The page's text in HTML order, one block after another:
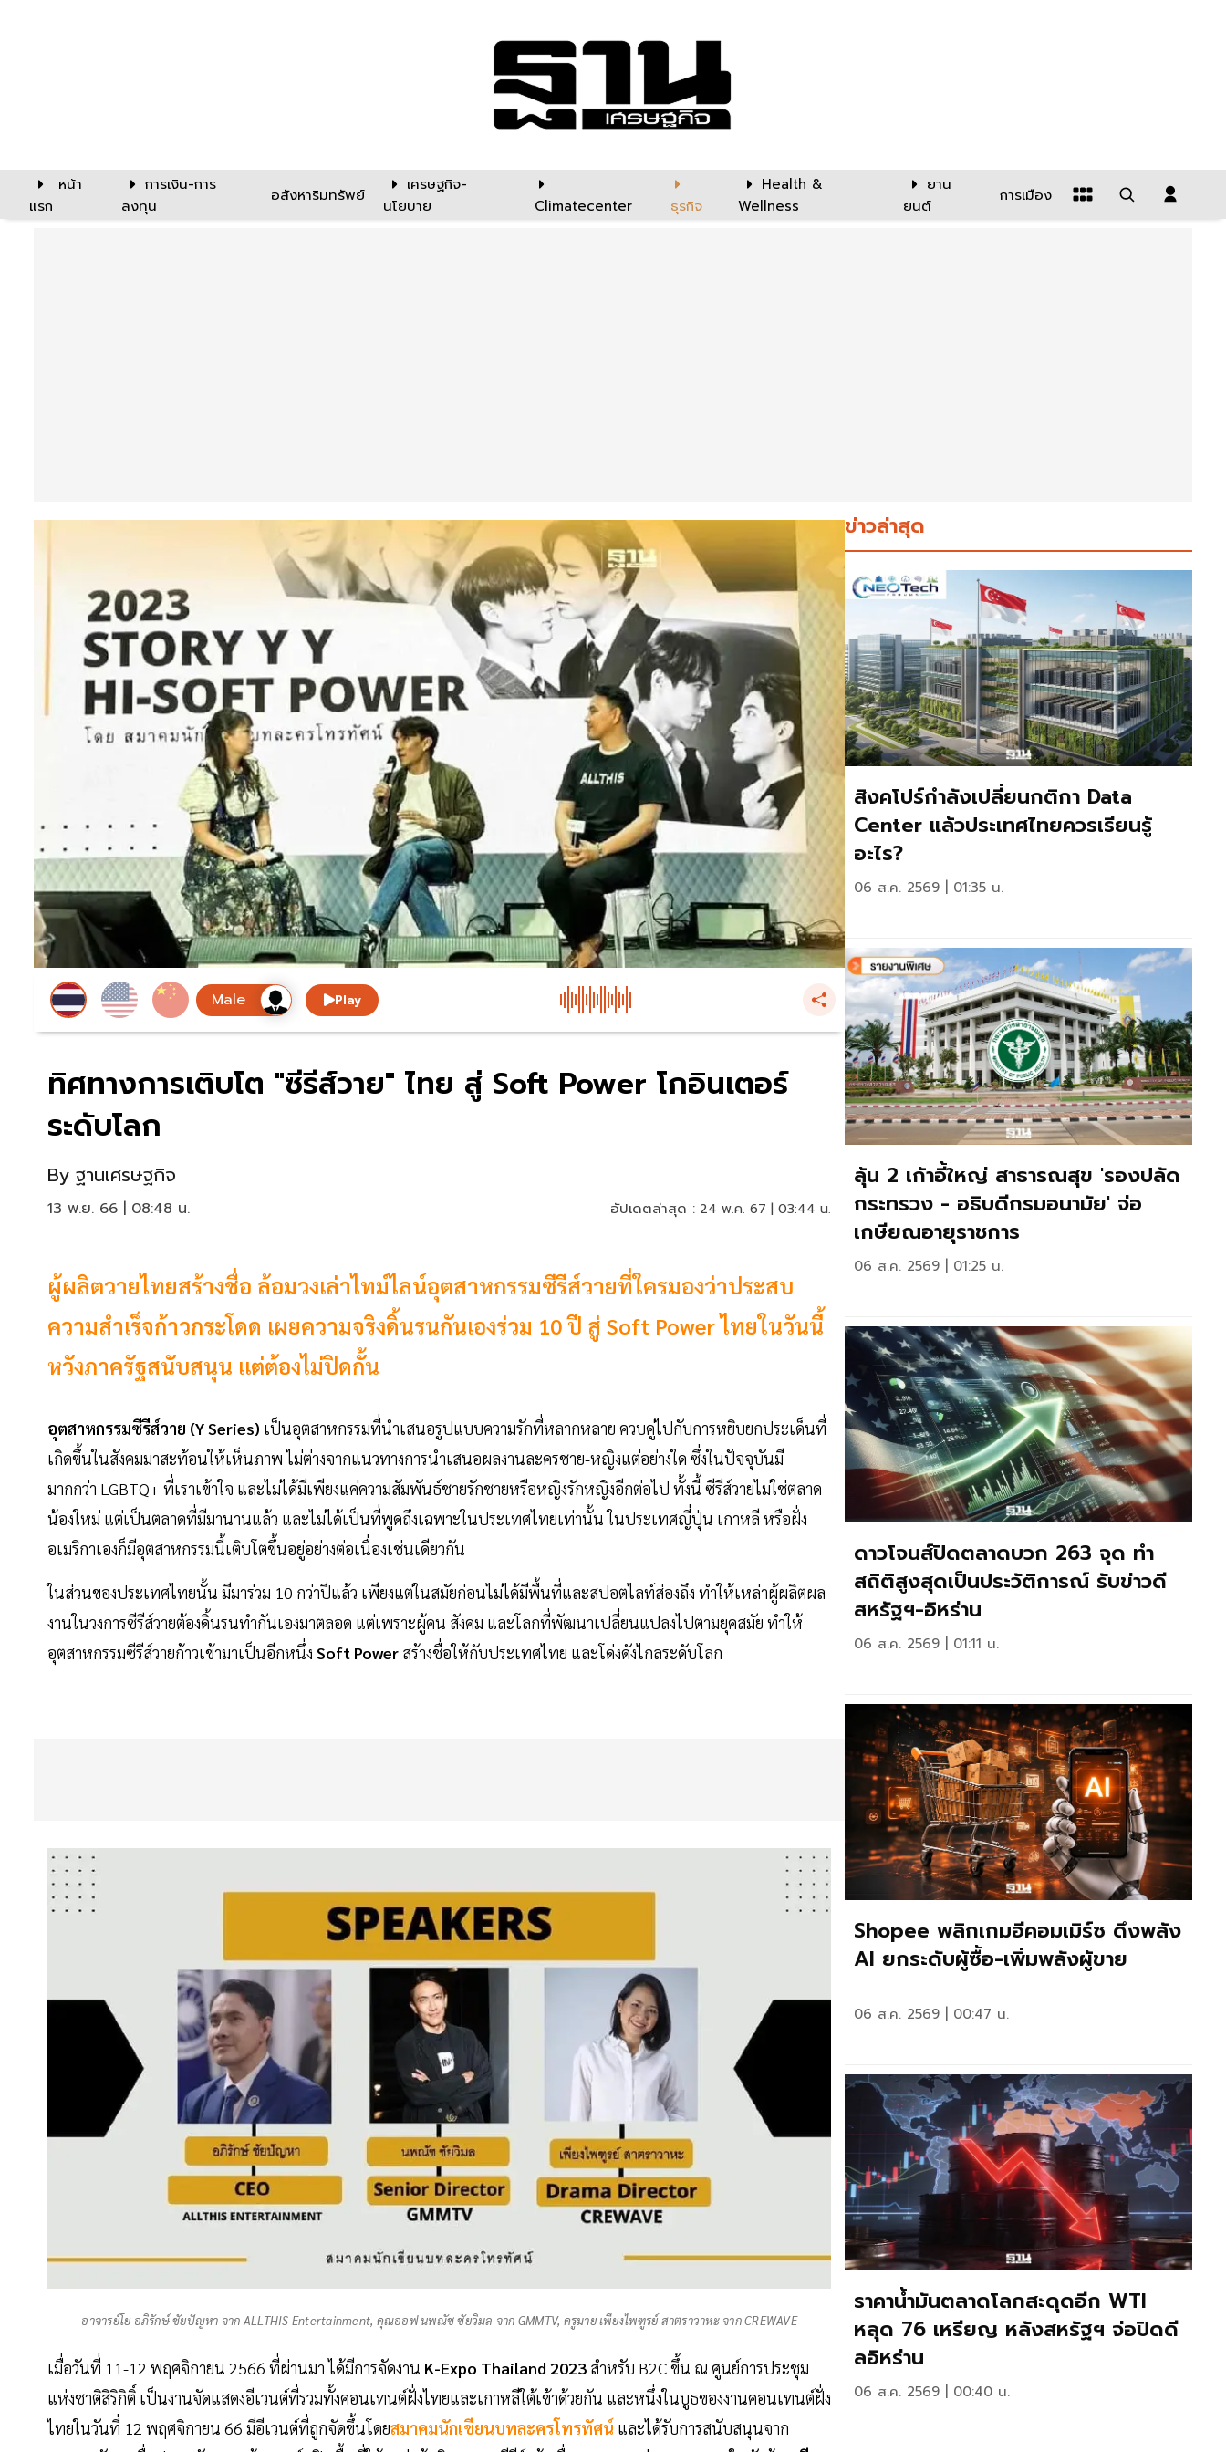
หน้า
แรก
การเงิน-การ
ลงทุน
อสังหาริมทรัพย์
เศรษฐกิจ-
นโยบาย
Climatecenter ธุรกิจ
Health &
Wellness
ยาน
ยนต์
การเมือง
Play
ทิศทางการเติบโต "ซีรีส์วาย" ไทย สู่ Soft Power โกอินเตอร์
ระดับโลก
By ฐานเศรษฐกิจ
13 พ.ย. 66 | 08:48 น. อัปเดตล่าสุด : 24 พ.ค. 67 | 03:44 น.
ผู้ผลิตวายไทยสร้างชื่อ ล้อมวงเล่าไทม์ไลน์อุตสาหกรรมซีรีส์วายที่ใครมองว่าประสบ
ความสำเร็จก้าวกระโดด เผยความจริงดิ้นรนกันเองร่วม 10 ปี สู่ Soft Power ไทยในวันนี้
หวังภาครัฐสนับสนุน แต่ต้องไม่ปิดกั้น
อุตสาหกรรมซีรีส์วาย (Y Series) เป็นอุตสาหกรรมที่นำเสนอรูปแบบความรักที่หลากหลาย ควบคู่ไปกับการหยิบยกประเด็นที่
เกิดขึ้นในสังคมมาสะท้อนให้เห็นภาพ ไม่ต่างจากแนวทางการนำเสนอผลงานละครชาย-หญิงแต่อย่างใด ซึ่งในปัจจุบันมี
มากกว่า LGBTQ+ ที่เราเข้าใจ และไม่ได้มีเพียงแค่ความสัมพันธ์ชายรักชายหรือหญิงรักหญิงอีกต่อไป ทั้งนี้ ซีรีส์วายไม่ใช่ตลาด
น้องใหม่ แต่เป็นตลาดที่มีมานานแล้ว และไม่ได้เป็นที่พูดถึงเฉพาะในประเทศไทยเท่านั้น ในประเทศญี่ปุ่น เกาหลี หรือฝั่ง
อเมริกาเองก็มีอุตสาหกรรมนี้เติบโตขึ้นอยู่อย่างต่อเนื่องเช่นเดียวกัน
ในส่วนของประเทศไทยนั้น มีมาร่วม 10 กว่าปีแล้ว เพียงแต่ในสมัยก่อนไม่ได้มีพื้นที่และสปอตไลท์ส่องถึง ทำให้เหล่าผู้ผลิตผล
งานในวงการซีรีส์วายต้องดิ้นรนทำกันเองมาตลอด แต่เพราะผู้คน สังคม และโลกที่พัฒนาเปลี่ยนแปลงไปตามยุคสมัย ทำให้
อุตสาหกรรมซีรีส์วายก้าวเข้ามาเป็นอีกหนึ่ง Soft Power สร้างชื่อให้กับประเทศไทย และโด่งดังไกลระดับโลก
อาจารย์โย อภิรักษ์ ชัยปัญหา จาก ALLTHIS Entertainment, คุณออฟ นพณัช ชัยวิมล จาก GMMTV, ครูมาย เพียงไพฑูรย์ สาตราวาหะ จาก CREWAVE
เมื่อวันที่ 11-12 พฤศจิกายน 2566 ที่ผ่านมา ได้มีการจัดงาน K-Expo Thailand 2023 สำหรับ B2C ขึ้น ณ ศูนย์การประชุม
แห่งชาติสิริกิติ์ เป็นงานจัดแสดงอีเวนต์ที่รวมทั้งคอนเทนต์ฝั่งไทยและเกาหลีใต้เข้าด้วยกัน และหนึ่งในบูธของงานคอนเทนต์ฝั่ง
ไทยในวันที่ 12 พฤศจิกายน 66 มีอีเวนต์ที่ถูกจัดขึ้นโดยสมาคมนักเขียนบทละครโทรทัศน์ และได้รับการสนับสนุนจาก
ข่าวล่าสุด
สิงคโปร์กำลังเปลี่ยนกติกา Data
Center แล้วประเทศไทยควรเรียนรู้
อะไร?
06 ส.ค. 2569 | 01:35 น.
ลุ้น 2 เก้าอี้ใหญ่ สาธารณสุข 'รองปลัด
กระทรวง - อธิบดีกรมอนามัย' จ่อ
เกษียณอายุราชการ
06 ส.ค. 2569 | 01:25 น.
ดาวโจนส์ปิดตลาดบวก 263 จุด ทำ
สถิติสูงสุดเป็นประวัติการณ์ รับข่าวดี
สหรัฐฯ-อิหร่าน
06 ส.ค. 2569 | 01:11 น.
Shopee พลิกเกมอีคอมเมิร์ซ ดึงพลัง
AI ยกระดับผู้ซื้อ-เพิ่มพลังผู้ขาย
06 ส.ค. 2569 | 00:47 น.
ราคาน้ำมันตลาดโลกสะดุดอีก WTI
หลุด 76 เหรียญ หลังสหรัฐฯ จ่อปิดดี
ลอิหร่าน
06 ส.ค. 2569 | 00:40 น.